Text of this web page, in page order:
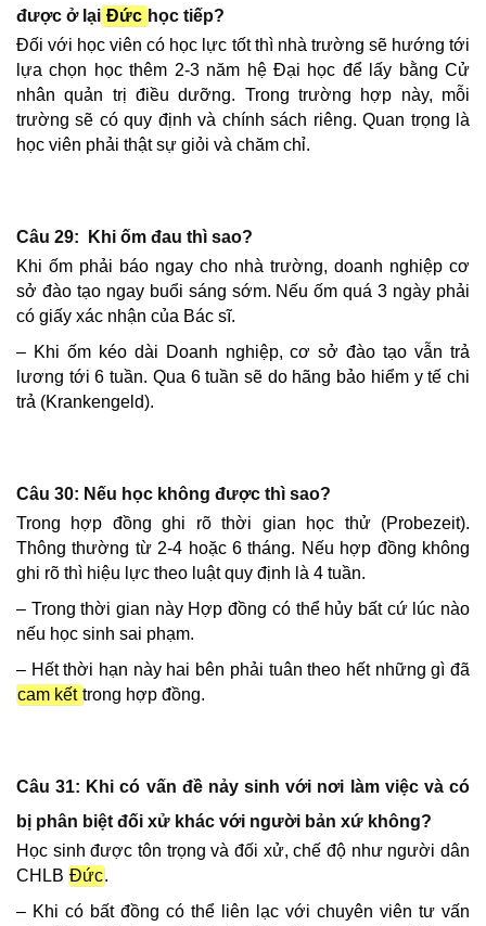
được ở lại Đức học tiếp?
Đối với học viên có học lực tốt thì nhà trường sẽ hướng tới
lựa chọn học thêm 2-3 năm hệ Đại học để lấy bằng Cử
nhân quản trị điều dưỡng. Trong trường hợp này, mỗi
trường sẽ có quy định và chính sách riêng. Quan trọng là
học viên phải thật sự giỏi và chăm chỉ.
Câu 29: Khi ốm đau thì sao?
Khi ốm phải báo ngay cho nhà trường, doanh nghiệp cơ
sở đào tạo ngay buổi sáng sớm. Nếu ốm quá 3 ngày phải
có giấy xác nhận của Bác sĩ.
– Khi ốm kéo dài Doanh nghiệp, cơ sở đào tạo vẫn trả
lương tới 6 tuần. Qua 6 tuần sẽ do hãng bảo hiểm y tế chi
trả (Krankengeld).
Câu 30: Nếu học không được thì sao?
Trong hợp đồng ghi rõ thời gian học thử (Probezeit).
Thông thường từ 2-4 hoặc 6 tháng. Nếu hợp đồng không
ghi rõ thì hiệu lực theo luật quy định là 4 tuần.
– Trong thời gian này Hợp đồng có thể hủy bất cứ lúc nào
nếu học sinh sai phạm.
– Hết thời hạn này hai bên phải tuân theo hết những gì đã
cam kết trong hợp đồng.
Câu 31: Khi có vấn đề nảy sinh với nơi làm việc và có
bị phân biệt đối xử khác với người bản xứ không?
Học sinh được tôn trọng và đối xử, chế độ như người dân
CHLB Đức.
– Khi có bất đồng có thể liên lạc với chuyên viên tư vấn